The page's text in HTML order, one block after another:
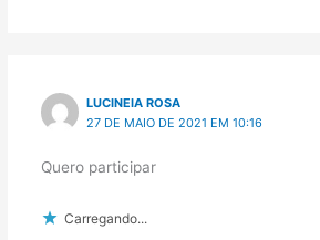
LUCINEIA ROSA
27 DE MAIO DE 2021 EM 10:16
Quero participar
Carregando...